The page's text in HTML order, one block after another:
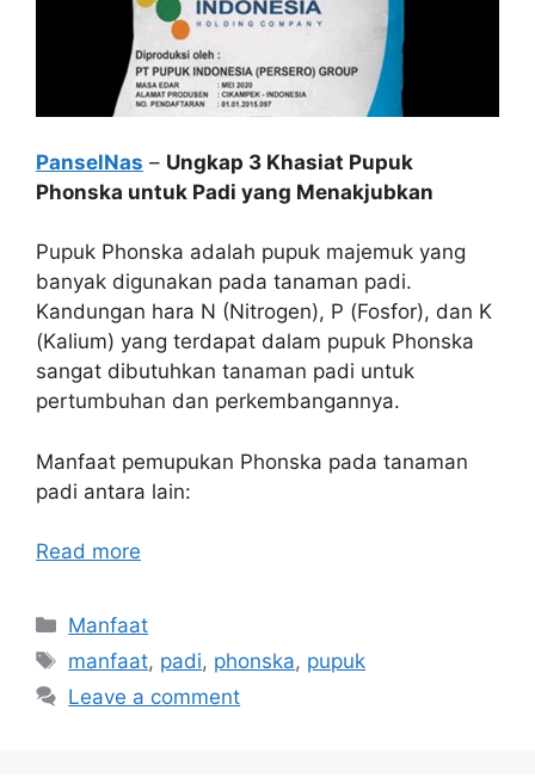
PanselNas – Ungkap 3 Khasiat Pupuk
Phonska untuk Padi yang Menakjubkan
Pupuk Phonska adalah pupuk majemuk yang
banyak digunakan pada tanaman padi.
Kandungan hara N (Nitrogen), P (Fosfor), dan K
(Kalium) yang terdapat dalam pupuk Phonska
sangat dibutuhkan tanaman padi untuk
pertumbuhan dan perkembangannya.
Manfaat pemupukan Phonska pada tanaman
padi antara lain:
Read more
Categories
Manfaat
Tags
manfaat, padi, phonska, pupuk
Leave a comment